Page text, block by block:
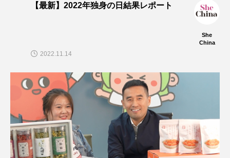
【最新】2022年独身の日結果レポート
She
China
2022.11.14